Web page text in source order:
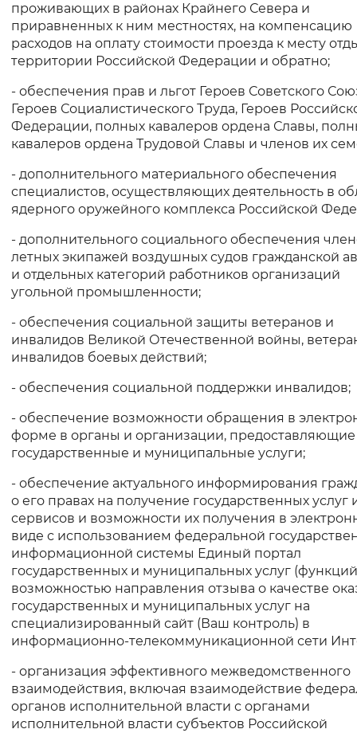
проживающих в районах Крайнего Севера и
приравненных к ним местностях, на компенсацию
расходов на оплату стоимости проезда к месту
территории Российской Федерации и обратно;
- обеспечения прав и льгот Героев Советского
Героев Социалистического Труда, Героев
Федерации, полных кавалеров ордена Славы,
кавалеров ордена Трудовой Славы и членов их
- дополнительного материального обеспечения
специалистов, осуществляющих деятельность в
ядерного оружейного комплекса Российской
- дополнительного социального обеспечения
летных экипажей воздушных судов гражданской
и отдельных категорий работников организаций
угольной промышленности;
- обеспечения социальной защиты ветеранов и
инвалидов Великой Отечественной войны,
инвалидов боевых действий;
- обеспечения социальной поддержки инвалидов;
- обеспечение возможности обращения в
форме в органы и организации, предоставляющие
государственные и муниципальные услуги;
- обеспечение актуального информирования
о его правах на получение государственных услуг
сервисов и возможности их получения в
виде с использованием федеральной
информационной системы Единый портал
государственных и муниципальных услуг
возможностью направления отзыва о качестве
государственных и муниципальных услуг на
специализированный сайт (Ваш контроль) в
информационно-телекоммуникационной сети
- организация эффективного межведомственного
взаимодействия, включая взаимодействие
органов исполнительной власти с органами
исполнительной власти субъектов Российской